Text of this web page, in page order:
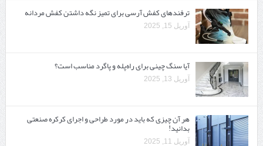
ترفندهای کفش آرسی برای تمیز نگه داشتن کفش مردانه
آوریل 15, 2025
آیا سنگ چینی برای راه‌پله و پاگرد مناسب است؟
آوریل 13, 2025
هر آن چیزی که باید در مورد طراحی و اجرای کرکره صنعتی
بدانید!
آوریل 11, 2025